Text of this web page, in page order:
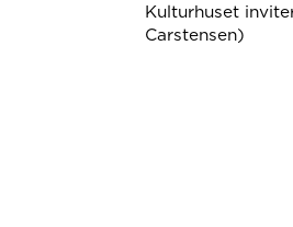
Kulturhuset
Carstensen)